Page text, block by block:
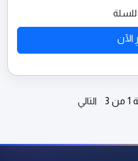
الآن
1 من 3 التالي